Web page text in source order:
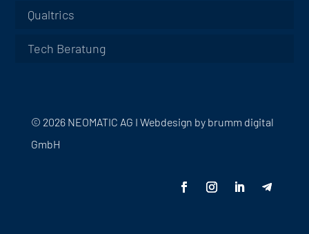
Qualtrics
Tech Beratung
© 2026 NEOMATIC AG I Webdesign by brumm digital
GmbH